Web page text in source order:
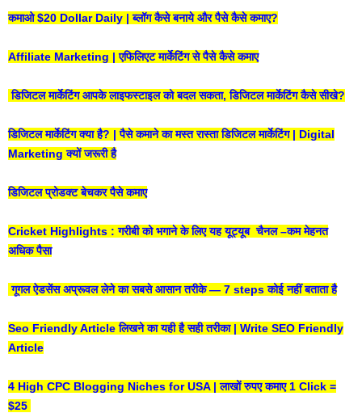
कमाओ $20 Dollar Daily | ब्लॉग कैसे बनाये और पैसे कैसे कमाए?
Affiliate Marketing | एफिलिएट मार्केटिंग से पैसे कैसे कमाए
डिजिटल मार्केटिंग आपके लाइफस्टाइल को बदल सकता, डिजिटल मार्केटिंग कैसे सीखे?
डिजिटल मार्केटिंग क्या है? | पैसे कमाने का मस्त रास्ता डिजिटल मार्केटिंग | Digital
Marketing क्यों जरूरी है
डिजिटल प्रोडक्ट बेचकर पैसे कमाए
Cricket Highlights : गरीबी को भगाने के लिए यह यूट्यूब चैनल –कम मेहनत
अधिक पैसा
गूगल ऐडसेंस अप्रूवल लेने का सबसे आसान तरीके — 7 steps कोई नहीं बताता है
Seo Friendly Article लिखने का यही है सही तरीका | Write SEO Friendly
Article
4 High CPC Blogging Niches for USA | लाखों रुपए कमाए 1 Click =
$25